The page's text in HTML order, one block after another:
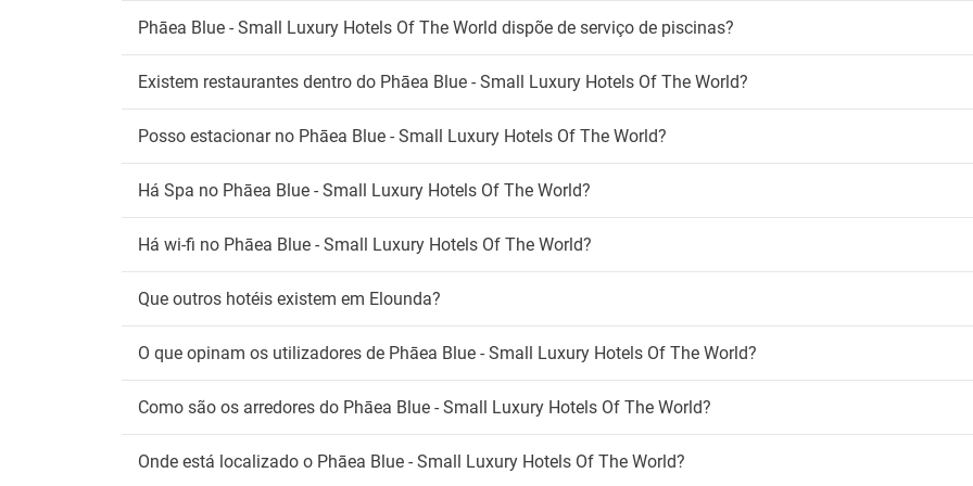
Animais de estimação
Fumadores
Detetor de fumo
Zona para fumadores
Wi-Fi
Wifi gratuito
Tábua para calças
Venda de entradas
Creche
Serviço de babysitting
Phāea Blue - Small Luxury Hotels Of The World dispõe de serviço de piscinas?
Existem restaurantes dentro do Phāea Blue - Small Luxury Hotels Of The World?
Posso estacionar no Phāea Blue - Small Luxury Hotels Of The World?
Há Spa no Phāea Blue - Small Luxury Hotels Of The World?
Há wi-fi no Phāea Blue - Small Luxury Hotels Of The World?
Que outros hotéis existem em Elounda?
O que opinam os utilizadores de Phāea Blue - Small Luxury Hotels Of The World?
Como são os arredores do Phāea Blue - Small Luxury Hotels Of The World?
Onde está localizado o Phāea Blue - Small Luxury Hotels Of The World?